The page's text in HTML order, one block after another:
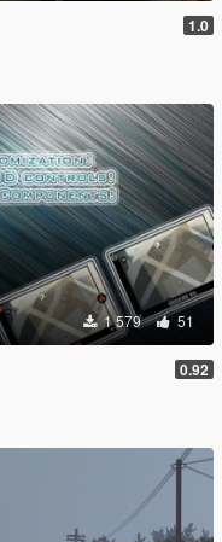
1.0
1 579 51
0.92